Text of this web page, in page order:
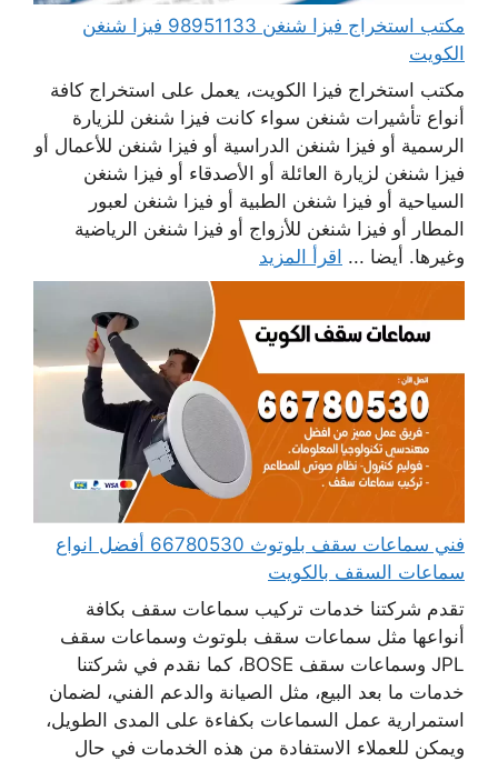
مكتب استخراج فيزا شنغن 98951133 فيزا شنغن
الكويت
مكتب استخراج فيزا الكويت، يعمل على استخراج كافة
أنواع تأشيرات شنغن سواء كانت فيزا شنغن للزيارة
الرسمية أو فيزا شنغن الدراسية أو فيزا شنغن للأعمال أو
فيزا شنغن لزيارة العائلة أو الأصدقاء أو فيزا شنغن
السياحية أو فيزا شنغن الطبية أو فيزا شنغن لعبور
المطار أو فيزا شنغن للأزواج أو فيزا شنغن الرياضية
وغيرها. أيضا ... اقرأ المزيد
فني سماعات سقف بلوتوث 66780530 أفضل انواع
سماعات السقف بالكويت
تقدم شركتنا خدمات تركيب سماعات سقف بكافة
أنواعها مثل سماعات سقف بلوتوث وسماعات سقف
JPL وسماعات سقف BOSE، كما نقدم في شركتنا
خدمات ما بعد البيع، مثل الصيانة والدعم الفني، لضمان
استمرارية عمل السماعات بكفاءة على المدى الطويل،
ويمكن للعملاء الاستفادة من هذه الخدمات في حال